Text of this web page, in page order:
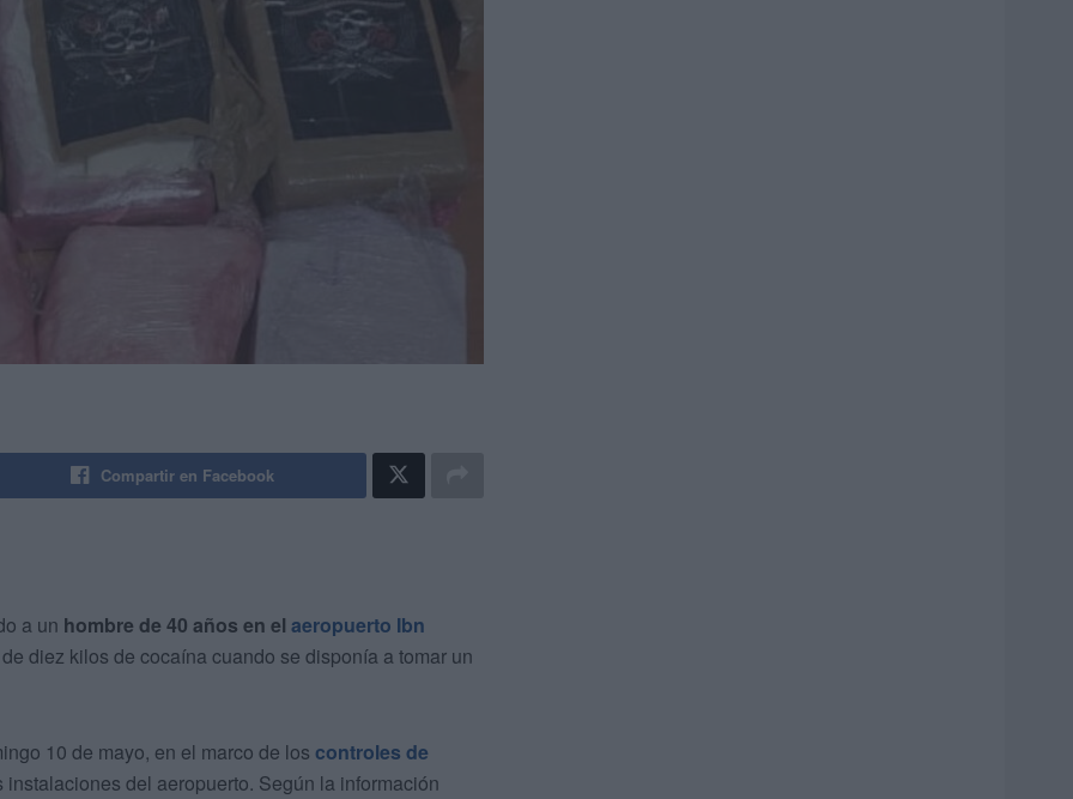
Compartir en Facebook
a un hombre de 40 años en el aeropuerto Ibn
diez kilos de cocaína cuando se disponía a tomar un
10 de mayo, en el marco de los controles de
del aeropuerto. Según la información